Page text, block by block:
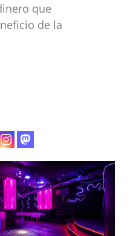
que
de la